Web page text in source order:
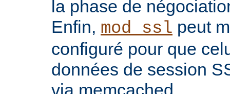
la phase de
Enfin, mod_ssl peut
configuré pour que
données de session